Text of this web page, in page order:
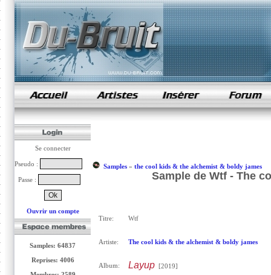
samples de rap
Se connecter
Pseudo :
Passe :
Ouvrir un compte
Samples: 64837
Reprises: 4006
Samples» the cool kids & the alchemist & boldy james
Sample de Wtf - The
Titre: Wtf
Artiste: The cool kids & the alchemist & boldy james
Album: Layup[2019]